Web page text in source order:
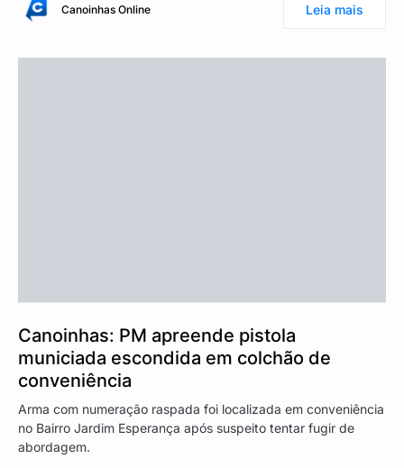
Canoinhas Online Leia mais
Canoinhas: PM apreende pistola
municiada escondida em colchão de
conveniência
Arma com numeração raspada foi localizada em conveniência
no Bairro Jardim Esperança após suspeito tentar fugir de
abordagem.